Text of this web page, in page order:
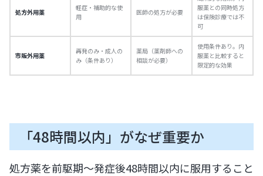
処方外用薬
軽症・補助的な使
用
医師の処方が必要
服薬との同時処方
は保険診療では不
可
市販外用薬
再発のみ・成人の
み（条件あり）
薬局（薬剤師への
相談が必要）
使用条件あり。内
服薬と比較すると
限定的な効果
「48時間以内」がなぜ重要か
処方薬を前駆期〜発症後48時間以内に服用すること